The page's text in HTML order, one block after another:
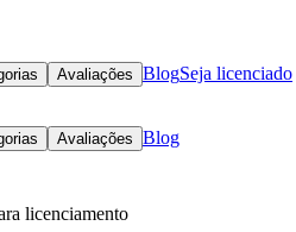
Avaliações BlogSeja licenciado
Avaliações Blog
licenciamento